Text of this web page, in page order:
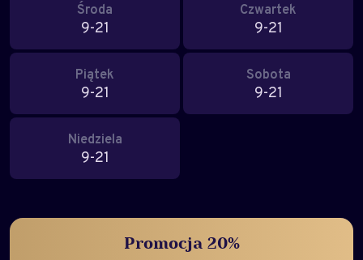
Środa
9-21
Czwartek
9-21
Piątek
9-21
Sobota
9-21
Niedziela
9-21
Promocja 20%